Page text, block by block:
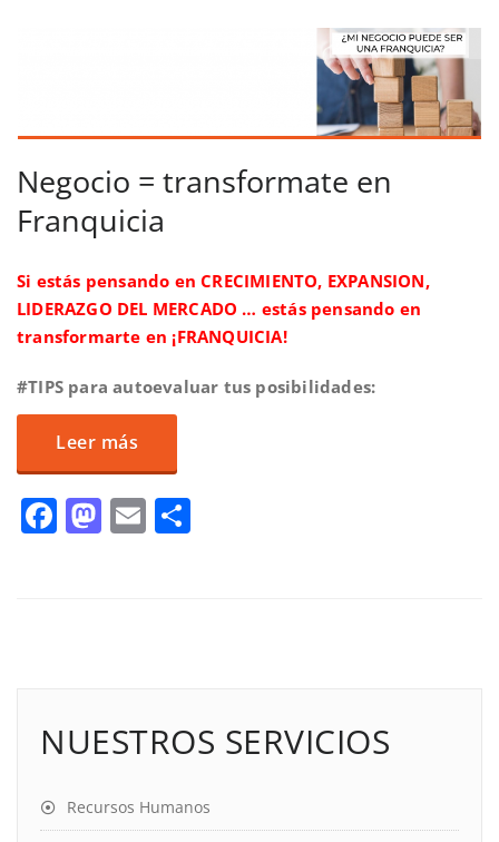
Negocio = transformate en
Franquicia
Si estás pensando en CRECIMIENTO, EXPANSION,
LIDERAZGO DEL MERCADO … estás pensando en
transformarte en ¡FRANQUICIA!
#TIPS para autoevaluar tus posibilidades:
Leer más
Facebook
Mastodon
Email
NUESTROS SERVICIOS
Recursos Humanos